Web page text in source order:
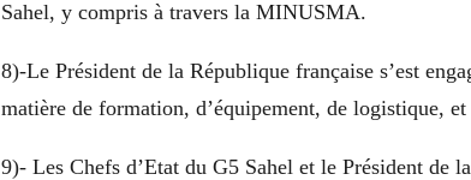
Sahel, y compris à travers la MINUSMA.
8)-Le Président de la République française s’est
matière de formation, d’équipement, de logistique,
9)- Les Chefs d’Etat du G5 Sahel et le Président de